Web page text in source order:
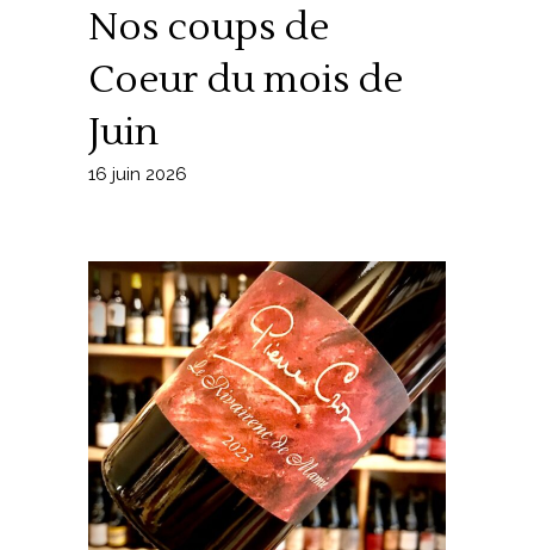
Nos coups de
Coeur du mois de
Juin
16 juin 2026